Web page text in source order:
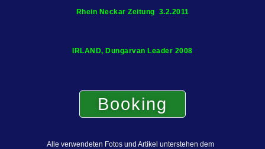
Rhein Neckar Zeitung 3.2.2011
IRLAND, Dungarvan Leader 2008
Booking
Alle verwendeten Fotos und Artikel unterstehen dem